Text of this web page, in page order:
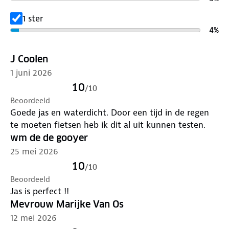
Lever het in bij onze winkels. Wij geven er een
nieuwe bestemming aan.
1 ster
4%
J Coolen
1 juni 2026
10/10
Beoordeeld
Goede jas en waterdicht. Door een tijd in de regen
te moeten fietsen heb ik dit al uit kunnen testen.
wm de de gooyer
25 mei 2026
10/10
Beoordeeld
Jas is perfect !!
Mevrouw Marijke Van Os
12 mei 2026